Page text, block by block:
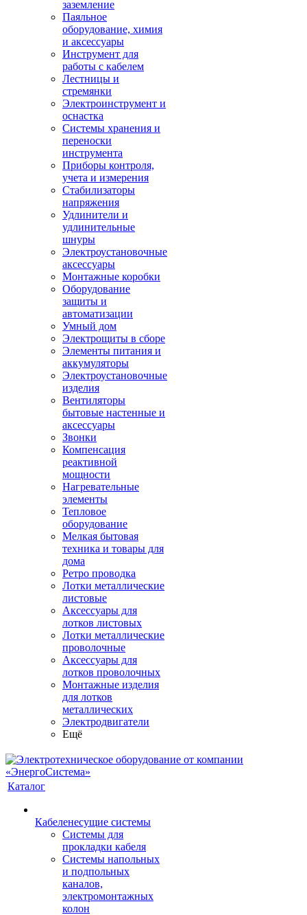
заземление
Паяльное
оборудование, химия
и аксессуары
Инструмент для
работы с кабелем
Лестницы и
стремянки
Электроинструмент и
оснастка
Системы хранения и
переноски
инструмента
Приборы контроля,
учета и измерения
Стабилизаторы
напряжения
Удлинители и
удлинительные
шнуры
Электроустановочные
аксессуары
Монтажные коробки
Оборудование
защиты и
автоматизации
Умный дом
Электрощиты в сборе
Элементы питания и
аккумуляторы
Электроустановочные
изделия
Вентиляторы
бытовые настенные и
аксессуары
Звонки
Компенсация
реактивной
мощности
Нагревательные
элементы
Тепловое
оборудование
Мелкая бытовая
техника и товары для
дома
Ретро проводка
Лотки металлические
листовые
Аксессуары для
лотков листовых
Лотки металлические
проволочные
Аксессуары для
лотков проволочных
Монтажные изделия
для лотков
металлических
Электродвигатели
Ещё
Каталог
Кабеленесущие системы
Системы для
прокладки кабеля
Системы напольных
и подпольных
каналов,
электромонтажных
колон